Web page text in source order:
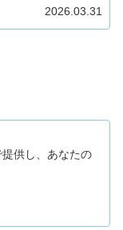
2026.03.31
供し、あなたの